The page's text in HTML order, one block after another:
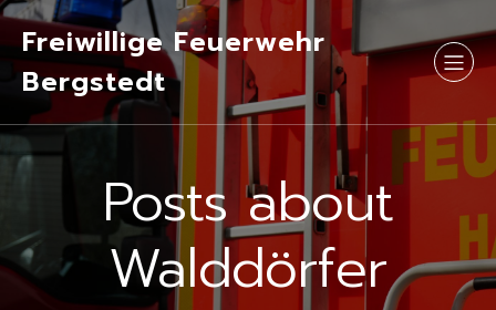
Freiwillige Feuerwehr
Bergstedt
Posts about
Walddörfer